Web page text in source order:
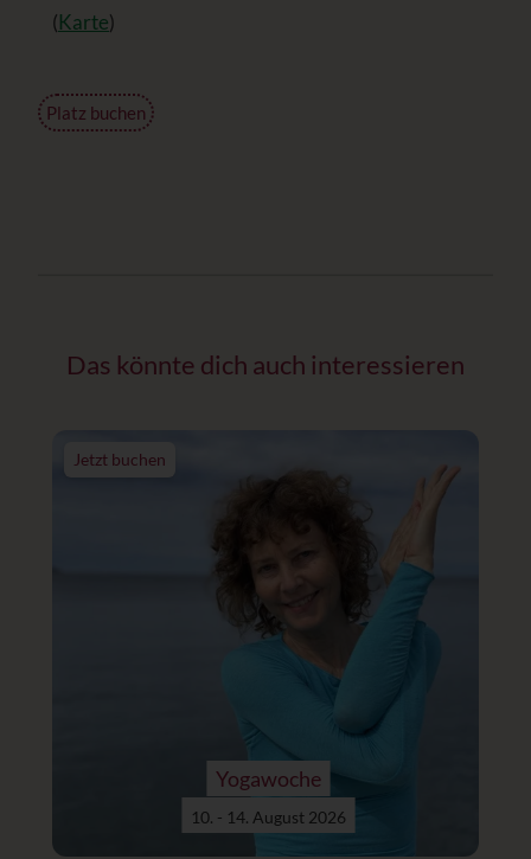
(Karte)
Platz buchen
Das könnte dich auch interessieren
Jetzt buchen
Yogawoche
10. - 14. August 2026